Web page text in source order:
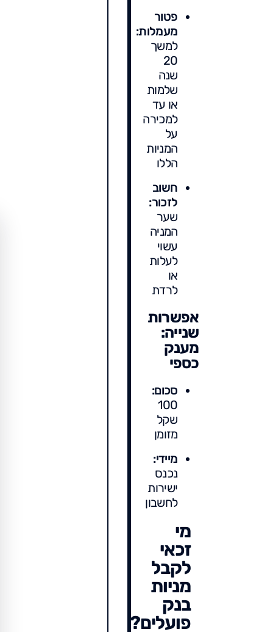
פטור
מעמלות:
למשך
20
שנה
שלמות
או עד
למכירה
על
המניות
הללו
חשוב
לזכור:
שער
המניה
עשוי
לעלות
או
לרדת
אפשרות
שנייה:
מענק
כספי
סכום:
100
שקל
מזומן
מיידי:
נכנס
ישירות
לחשבון
מי
זכאי
לקבל
מניות
בנק
פועלים?